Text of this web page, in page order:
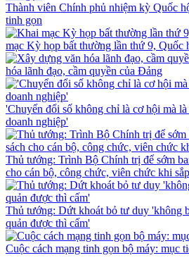
Thành viên Chính phủ nhiệm kỳ Quốc
tinh gọn
mạc Kỳ họp bất thường lần thứ 9, Quốc
hóa lãnh đạo, cầm quyền của Đảng
'Chuyển đổi số không chỉ là cơ hội mà
doanh nghiệp'
Thủ tướng: Trình Bộ Chính trị để sớm
cho cán bộ, công chức, viên chức khi
Thủ tướng: Dứt khoát bỏ tư duy 'không
quản được thì cấm'
Cuộc cách mạng tinh gọn bộ máy: mục